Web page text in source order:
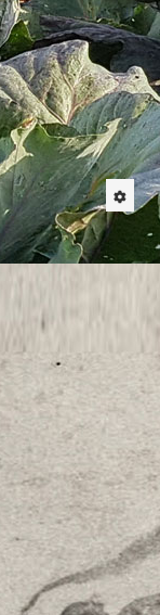
-
u
županija, kao
je u petak, 29.
u Puli, Hrvatska,
manifestaciju
dva hrvatska
i turizma.
četvrtih
prisustvovati
otpadu,
uživati ​​u zdravim